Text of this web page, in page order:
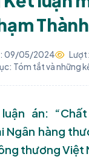
09/05/2024
Lượt
Tóm tắt và những
án:
Ngân hàng
thương Việt